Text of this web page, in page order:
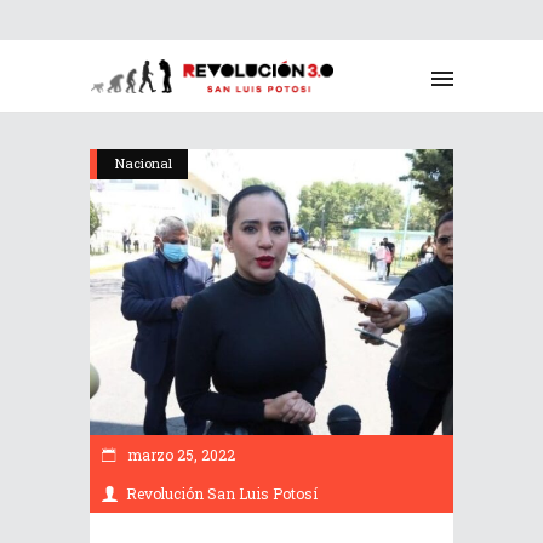
Nacional
marzo 25, 2022
Revolución San Luis Potosí